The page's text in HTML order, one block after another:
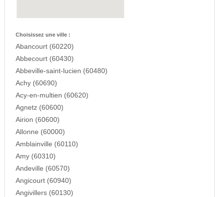
Choisissez une ville :
Abancourt (60220)
Abbecourt (60430)
Abbeville-saint-lucien (60480)
Achy (60690)
Acy-en-multien (60620)
Agnetz (60600)
Airion (60600)
Allonne (60000)
Amblainville (60110)
Amy (60310)
Andeville (60570)
Angicourt (60940)
Angivillers (60130)